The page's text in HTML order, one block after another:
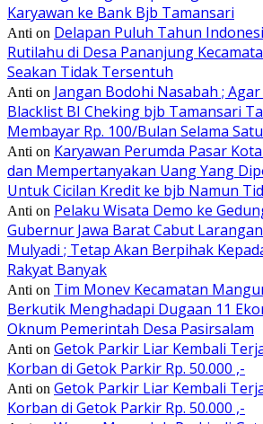
Karyawan ke Bank Bjb Tamansari
Anti on Delapan Puluh Tahun
Rutilahu di Desa Pananjung
Seakan Tidak Tersentuh
Anti on Jangan Bodohi Nasabah ;
Blacklist BI Cheking bjb Tamansari
Membayar Rp. 100/Bulan Selama
Anti on Karyawan Perumda Pasar
dan Mempertanyakan Uang Yang
Untuk Cicilan Kredit ke bjb Namun
Anti on Pelaku Wisata Demo ke
Gubernur Jawa Barat Cabut
Mulyadi ; Tetap Akan Berpihak
Rakyat Banyak
Anti on Tim Monev Kecamatan
Berkutik Menghadapi Dugaan 11
Oknum Pemerintah Desa Pasirsalam
Anti on Getok Parkir Liar Kembali
Korban di Getok Parkir Rp. 50.000 ,-
Anti on Getok Parkir Liar Kembali
Korban di Getok Parkir Rp. 50.000 ,-